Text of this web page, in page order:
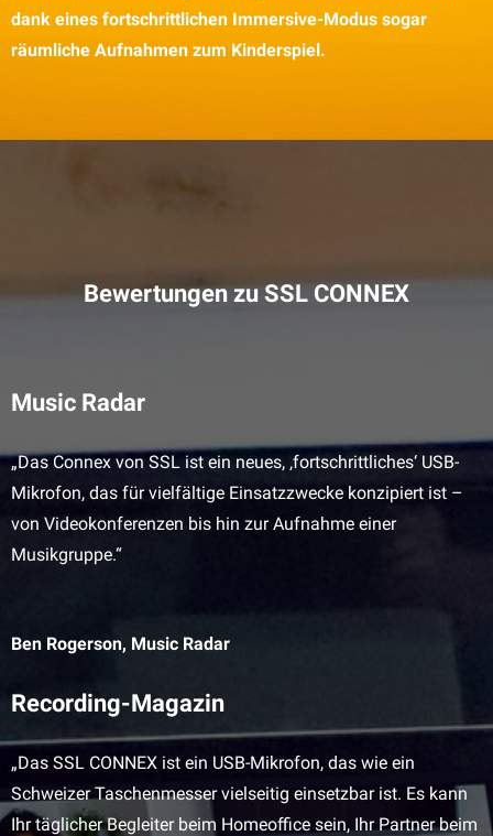
dank eines fortschrittlichen Immersive-Modus sogar
räumliche Aufnahmen zum Kinderspiel.
Bewertungen zu SSL CONNEX
Music Radar
„Das Connex von SSL ist ein neues, ‚fortschrittliches‘ USB-
Mikrofon, das für vielfältige Einsatzzwecke konzipiert ist –
von Videokonferenzen bis hin zur Aufnahme einer
Musikgruppe.“
Ben Rogerson, Music Radar
Recording-Magazin
„Das SSL CONNEX ist ein USB-Mikrofon, das wie ein
Schweizer Taschenmesser vielseitig einsetzbar ist. Es kann
Ihr täglicher Begleiter beim Homeoffice sein, Ihr Partner beim